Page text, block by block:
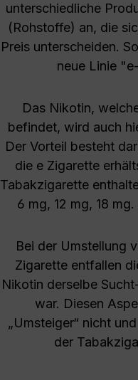
unterschiedliche
(Rohstoffe) an, die
Preis unterscheiden.
neue Linie
Das Nikotin,
befindet, wird auch
Der Vorteil besteht
die e Zigarette
Tabakzigarette
6 mg, 12 mg, 18
Bei der Umstellung
Zigarette entfallen
Nikotin derselbe
war. Diesen
„Umsteiger“ nicht
der